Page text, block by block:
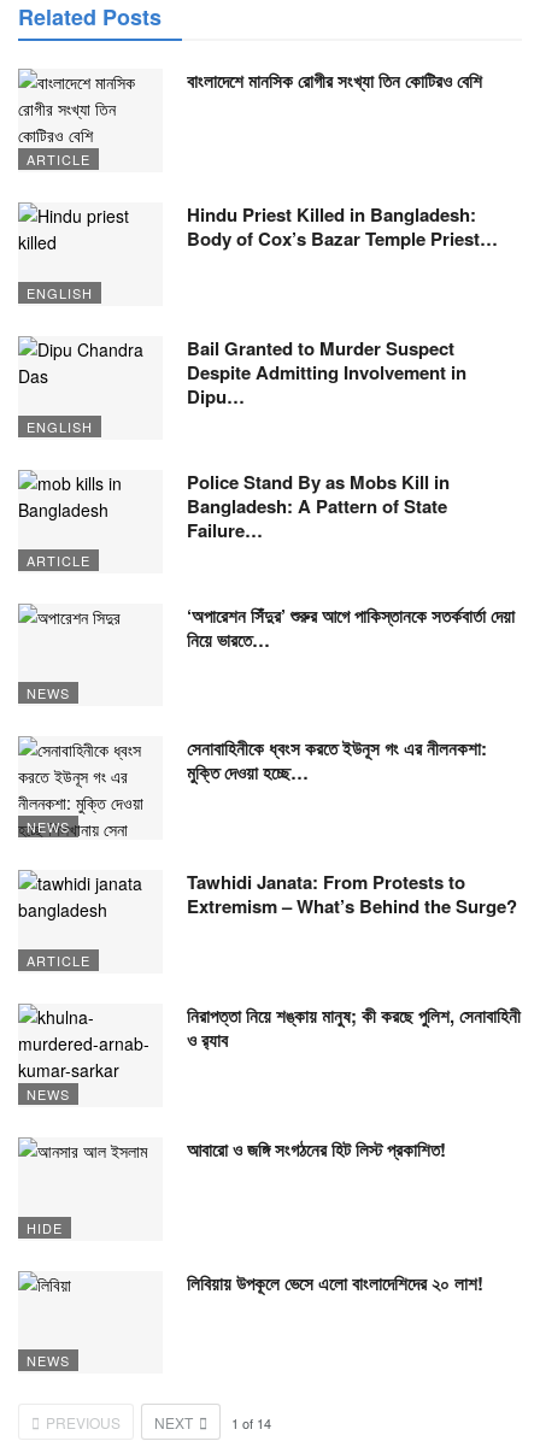
Related Posts
ARTICLE
বাংলাদেশে মানসিক রোগীর সংখ্যা তিন কোটিরও বেশি
ENGLISH
Hindu Priest Killed in Bangladesh:
Body of Cox’s Bazar Temple Priest…
ENGLISH
Bail Granted to Murder Suspect
Despite Admitting Involvement in
Dipu…
ARTICLE
Police Stand By as Mobs Kill in
Bangladesh: A Pattern of State
Failure…
NEWS
‘অপারেশন সিঁদুর’ শুরুর আগে পাকিস্তানকে সতর্কবার্তা দেয়া
নিয়ে ভারতে…
NEWS
সেনাবাহিনীকে ধ্বংস করতে ইউনূস গং এর নীলনকশা:
মুক্তি দেওয়া হচ্ছে…
ARTICLE
Tawhidi Janata: From Protests to
Extremism – What’s Behind the Surge?
NEWS
নিরাপত্তা নিয়ে শঙ্কায় মানুষ; কী করছে পুলিশ, সেনাবাহিনী
ও র‍্যাব
HIDE
আবারো ও জঙ্গি সংগঠনের হিট লিস্ট প্রকাশিত!
NEWS
লিবিয়ায় উপকূলে ভেসে এলো বাংলাদেশিদের ২০ লাশ!
PREVIOUS NEXT 1 of 14